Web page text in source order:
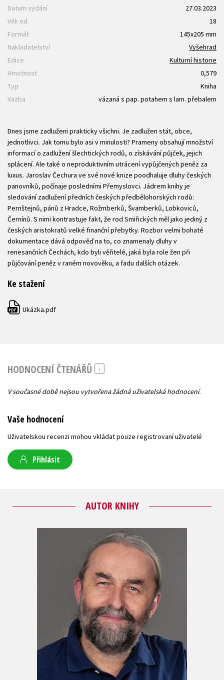
Datum vydání
27.03.2023
Věk od
18
Formát
145x205 mm
Nakladatelství
Vyšehrad
Edice
Kulturní historie
Hmotnost
0,579
Typ
Kniha
Vazba
vázaná s pap. potahem s lam. přebalem
Dnes jsme zadluženi prakticky všichni. Je zadlužen stát, obce,
jednotlivci. Jak tomu bylo asi v minulosti? Prameny obsahují množství
informací o zadlužení šlechtických rodů, o získávání půjček, jejich
splácení. Ale také o neproduktivním utrácení vypůjčených peněz za
luxus. Jaroslav Čechura ve své nové knize poodhaluje dluhy českých
panovníků, počínaje posledními Přemyslovci. Jádrem knihy je
sledování zadlužení předních českých předbělohorských rodů:
Pernštejnů, pánů z Hradce, Rožmberků, Švamberků, Lobkoviců,
Černínů. S nimi kontrastuje fakt, že rod Smiřických měl jako jediný z
českých aristokratů velké finanční přebytky. Rozbor velmi bohaté
dokumentace dává odpověď na to, co znamenaly dluhy v
renesančních Čechách, kdo byli věřitelé, jaká byla role žen při
půjčování peněz v raném novověku, a řadu dalších otázek.
Ke stažení
PDF Ukázka.pdf
HODNOCENÍ ČTENÁŘŮ
V současné době nejsou vytvořena žádná uživatelská hodnocení.
Vaše hodnocení
Uživatelskou recenzi mohou vkládat pouze registrovaní uživatelé
Přihlásit
AUTOR KNIHY